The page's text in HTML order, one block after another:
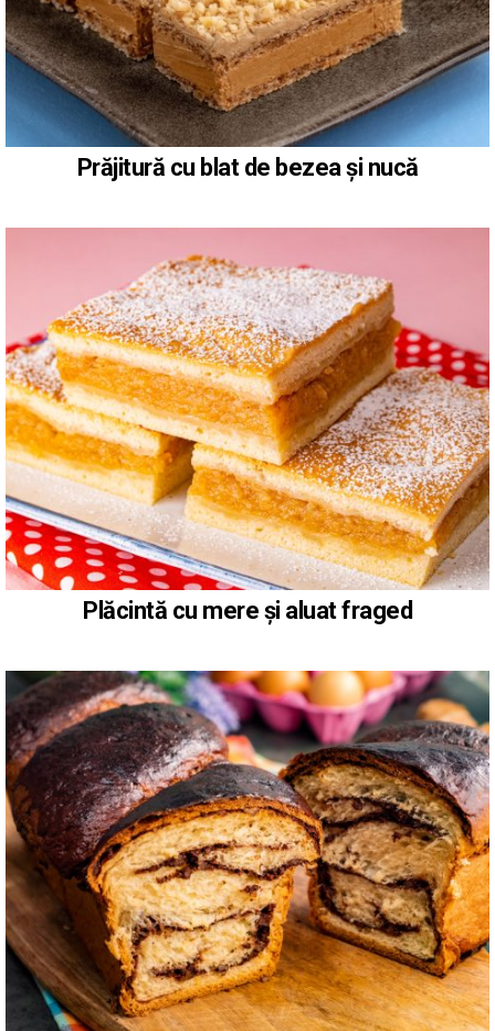
Prăjitură cu blat de bezea și nucă
Plăcintă cu mere și aluat fraged